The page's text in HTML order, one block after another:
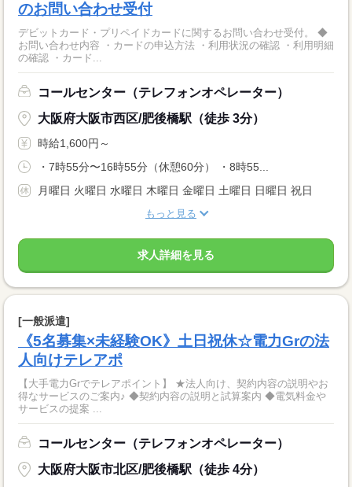
のお問い合わせ受付
デビットカード・プリペイドカードに関するお問い合わせ受付。 ◆
お問い合わせ内容 ・カードの申込方法 ・利用状況の確認 ・利用明細
の確認 ・カード...
コールセンター（テレフォンオペレーター）
大阪府大阪市西区/肥後橋駅（徒歩 3分）
時給1,600円～
・7時55分〜16時55分（休憩60分） ・8時55...
月曜日 火曜日 水曜日 木曜日 金曜日 土曜日 日曜日 祝日
もっと見る
求人詳細を見る
[一般派遣]
《5名募集×未経験OK》土日祝休☆電力Grの法
人向けテレアポ
【大手電力Grでテレアポイント】 ★法人向け、契約内容の説明やお
得なサービスのご案内♪ ◆契約内容の説明と試算案内 ◆電気料金や
サービスの提案 ...
コールセンター（テレフォンオペレーター）
大阪府大阪市北区/肥後橋駅（徒歩 4分）